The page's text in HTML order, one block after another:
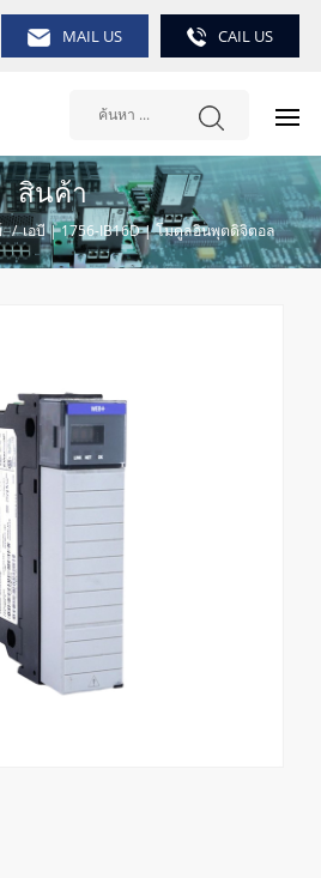
MAIL US CAIL US
สินค้า
/ เอบี | 1756-IB16D | โมดูลอินพุตดิจิตอล